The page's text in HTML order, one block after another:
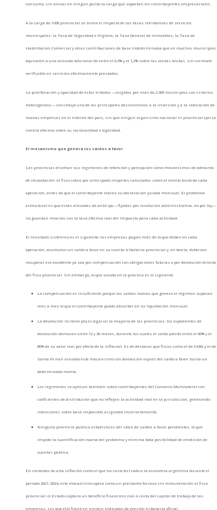
consumo, sin aliviar en ningún punto la carga que soportan los contribuyentes empresariales.
A la carga de IIBB provincial se suma el impacto de las tasas retributivas de servicios
municipales: la Tasa de Seguridad e Higiene, la Tasa General de Inmuebles, la Tasa de
Habilitación Comercial y otras contribuciones de base indeterminada que en muchos municipios
equivalen a una alícuota adicional de entre el 0,3% y el 1,2% sobre las ventas brutas, sin correlato
verificable en servicios efectivamente prestados.
La proliferación y opacidad de estos tributos —exigidos por más de 2.300 municipios con criterios
heterogéneos— constituye uno de los principales desincentivos a la inversión y a la radicación de
nuevas empresas en el interior del país, sin que ningún organismo nacional ni provincial ejerza
control efectivo sobre su racionalidad o legalidad.
El mecanismo que genera los saldos a favor
Las provincias diseñan sus regímenes de retención y percepción como mecanismos de adelanto
de recaudación: el fisco cobra por anticipado importes calculados sobre el monto bruto de cada
operación, antes de que el contribuyente realice su declaración jurada mensual. El problema
estructural es que estas alícuotas de anticipo —fijadas por resolución administrativa, no por ley—
no guardan relación con la tasa efectiva real del impuesto para cada actividad.
El resultado sistémico es el siguiente: las empresas pagan más de lo que deben en cada
operación, acumulan un saldo a favor en su cuenta tributaria provincial y, en teoría, deberían
recuperar ese excedente ya sea por compensación con obligaciones futuras o por devolución directa
del fisco provincial. Sin embargo, lo que sucede en la práctica es lo siguiente:
La compensación es insuficiente porque los saldos nuevos que genera el régimen superan
mes a mes lo que el contribuyente puede absorber en su liquidación mensual.
La devolución no tiene plazo legal en la mayoría de las provincias: los expedientes de
devolución demoran entre 12 y 36 meses, durante los cuales el saldo pierde entre el 60% y el
80% de su valor real por efecto de la inflación. Es de destacar que fiscos como el de CABA y el de
Santa Fe han aliviado este mecanismo con devolución exprés del saldo a favor hasta un
determinado monto.
Los regímenes se aplican también sobre contribuyentes del Convenio Multilateral con
coeficientes de distribución que no reflejan la actividad real en la jurisdicción, generando
retenciones sobre base imponible asignada incorrectamente.
Ninguna provincia publica estadísticas del stock de saldos a favor pendientes, lo que
impide la cuantificación exacta del problema y elimina toda posibilidad de rendición de
cuentas pública.
En contextos de alta inflación como el que ha caracterizado a la economía argentina durante el
período 2021–2024, este mecanismo opera como un préstamo forzoso sin remuneración al fisco
provincial: el Estado captura un beneficio financiero real a costa del capital de trabajo de las
empresas, sin que ello figure en ningún indicador de presión tributaria oficial.